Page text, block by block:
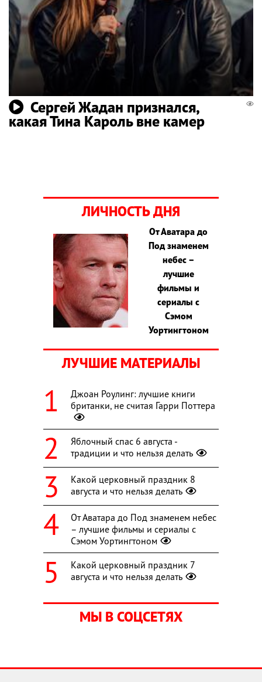
Сергей Жадан признался,
какая Тина Кароль вне камер
ЛИЧНОСТЬ ДНЯ
От Аватара до
Под знаменем
небес –
лучшие
фильмы и
сериалы с
Сэмом
Уортингтоном
ЛУЧШИЕ МАТЕРИАЛЫ
Джоан Роулинг: лучшие книги
британки, не считая Гарри Поттера
Яблочный спас 6 августа -
традиции и что нельзя делать
Какой церковный праздник 8
августа и что нельзя делать
От Аватара до Под знаменем небес
– лучшие фильмы и сериалы с
Сэмом Уортингтоном
Какой церковный праздник 7
августа и что нельзя делать
МЫ В СОЦСЕТЯХ